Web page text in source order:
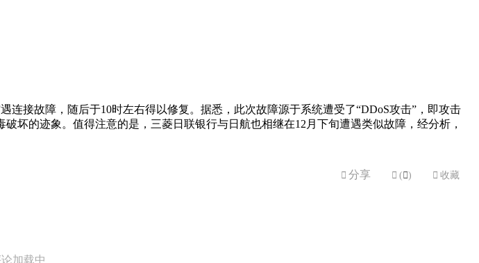
接故障，随后于10时左右得以修复。据悉，此次故障源于系统遭受了“DDoS攻击”，即攻击
坏的迹象。值得注意的是，三菱日联银行与日航也相继在12月下旬遭遇类似故障，经分析，
 分享  ( )  收藏
加载中